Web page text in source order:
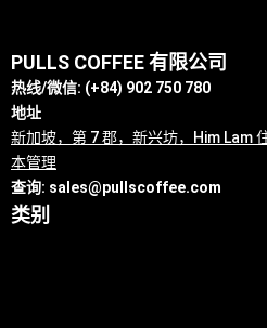
PULLS COFFEE 有限公司
热线/微信: (+84) 902 750 780
地址
新加坡，第 7 郡，新兴坊，Him Lam
本管理
查询: sales@pullscoffee.com
类别